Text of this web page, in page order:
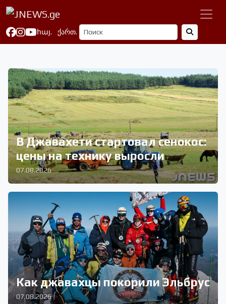
հայ. ქართ.
В Джавахети стартовал сенокос:
цены на технику выросли
07.08.2026
Как джавахцы покорили Эльбрус
07.08.2026